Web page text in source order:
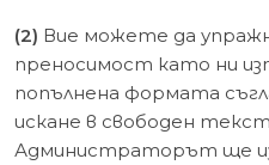
(2) Вие можете да
преносимост като ни
попълнена формата
искане в свободен
Администраторът ще